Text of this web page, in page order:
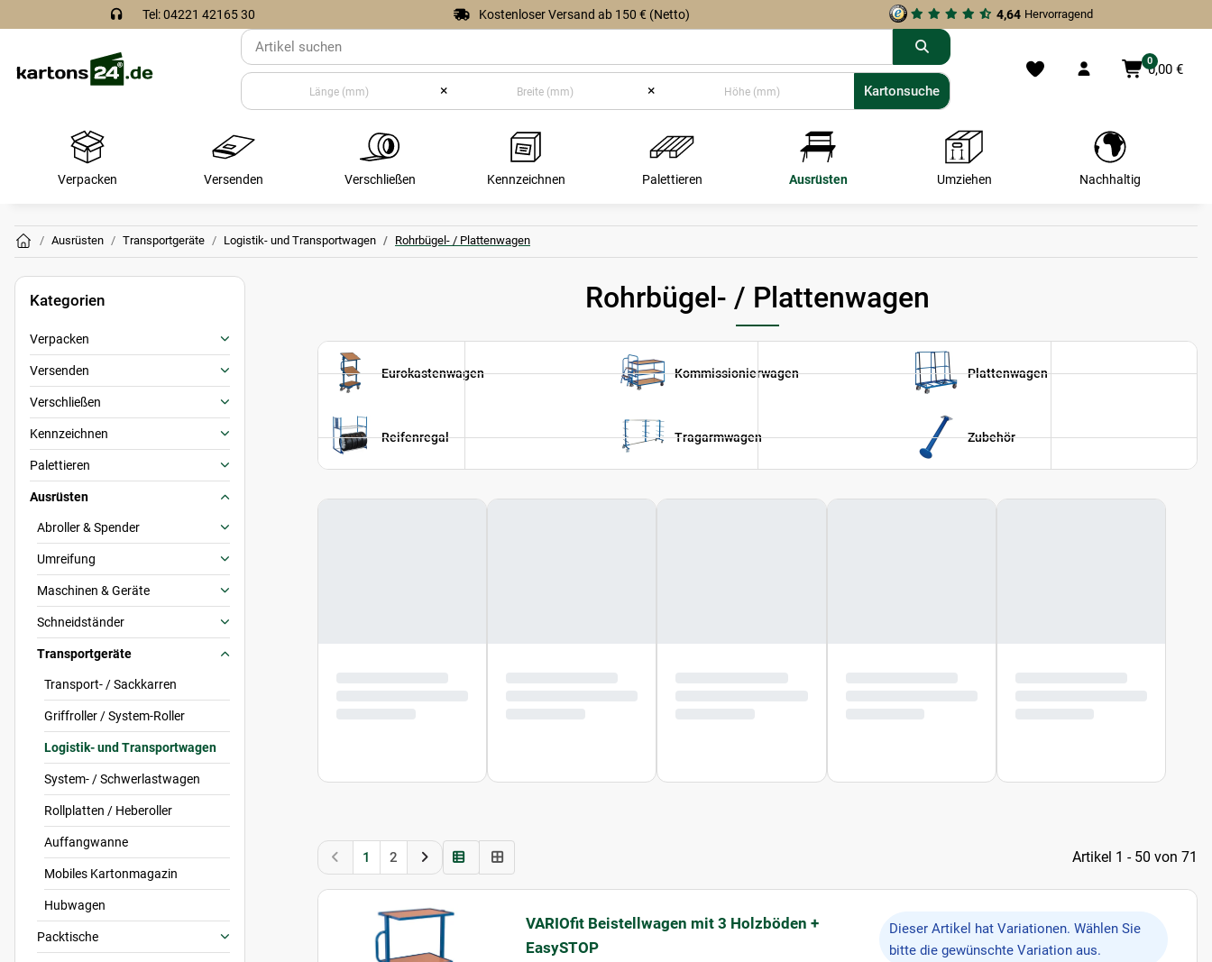
Tel: 04221 42165 30 Kostenloser Versand ab 150 € (Netto) 4,64 Hervorragend
0
0,00 €
× × Kartonsuche
Kartonsuche
Verpacken Versenden Verschließen Kennzeichnen Palettieren Ausrüsten Umziehen Nachhaltig
Ausrüsten Transportgeräte Logistik- und Transportwagen Rohrbügel- / Plattenwagen
Rohrbügel- / Plattenwagen
Eurokastenwagen Kommissionierwagen Plattenwagen
Reifenregal Tragarmwagen Zubehör
Artikel 1 - 50 von 71
1 2
VARIOfit Beistellwagen mit 3 Holzböden +
EasySTOP
x
Dieser Artikel hat Variationen. Wählen Sie
bitte die gewünschte Variation aus.
Kategorien
Verpacken
Versenden
Verschließen
Kennzeichnen
Palettieren
Ausrüsten
Abroller & Spender
Umreifung
Maschinen & Geräte
Schneidständer
Transportgeräte
Transport- / Sackkarren
Griffroller / System-Roller
Logistik- und Transportwagen
System- / Schwerlastwagen
Rollplatten / Heberoller
Auffangwanne
Mobiles Kartonmagazin
Hubwagen
Packtische